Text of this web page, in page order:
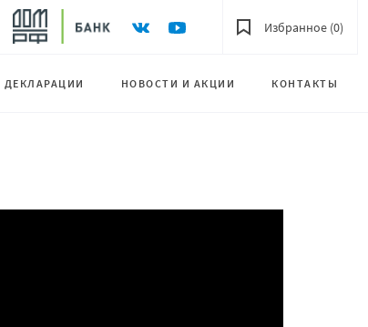
Избранное (0)
ДЕКЛАРАЦИИ НОВОСТИ И АКЦИИ КОНТАКТЫ